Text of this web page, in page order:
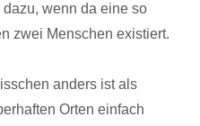
wenn da eine so
zwei Menschen existiert.
anders ist als
Orten einfach